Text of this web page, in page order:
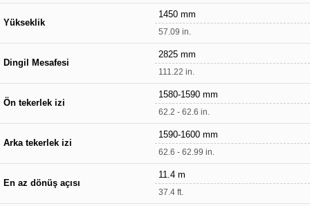
Yükseklik
1450 mm
57.09 in.
Dingil Mesafesi
2825 mm
111.22 in.
Ön tekerlek izi
1580-1590 mm
62.2 - 62.6 in.
Arka tekerlek izi
1590-1600 mm
62.6 - 62.99 in.
En az dönüş açısı
11.4 m
37.4 ft.